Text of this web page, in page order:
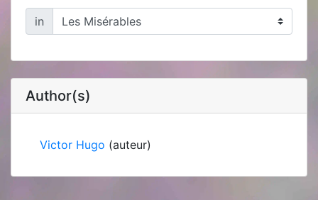
in
Author(s)
Victor Hugo (auteur)